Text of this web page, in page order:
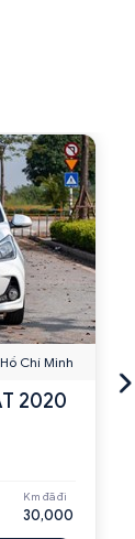
Hồ Chí Minh
2020
Km đã đi
30,000